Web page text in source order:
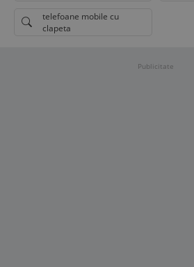
telefoane mobile cu
clapeta
Publicitate